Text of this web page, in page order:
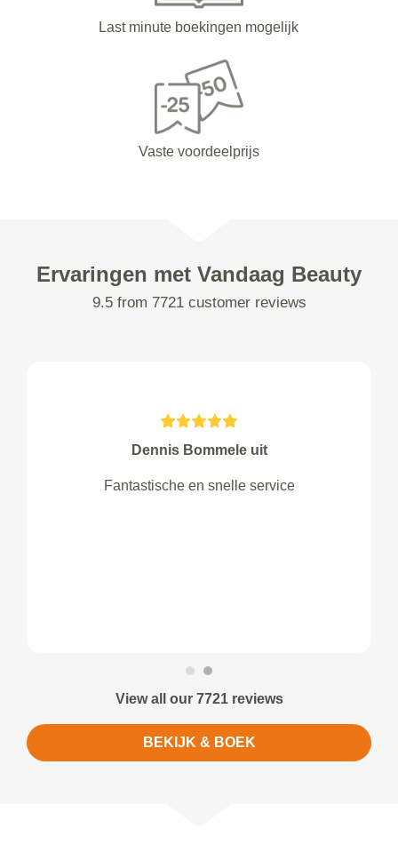
Last minute boekingen mogelijk
Vaste voordeelprijs
Ervaringen met Vandaag Beauty
9.5 from 7721 customer reviews
Dennis Bommele uit
Fantastische en snelle service
View all our 7721 reviews
BEKIJK & BOEK